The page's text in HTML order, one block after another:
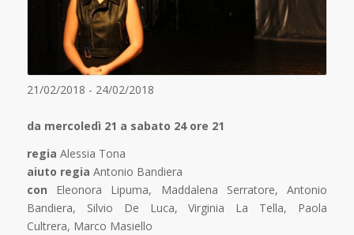
21/02/2018 - 24/02/2018
da mercoledì 21 a sabato 24 ore 21
regia Alessia Tona
aiuto regia Antonio Bandiera
con Eleonora Lipuma, Maddalena Serratore, Antonio
Bandiera, Silvio De Luca, Virginia La Tella, Paola
Cultrera, Marco Masiello